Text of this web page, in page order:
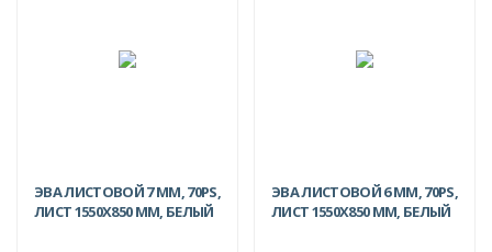
ЭВА ЛИСТОВОЙ 7 ММ, 70PS,
ЛИСТ 1550Х850 ММ, БЕЛЫЙ
ЭВА ЛИСТОВОЙ 6 ММ, 70PS,
ЛИСТ 1550Х850 ММ, БЕЛЫЙ